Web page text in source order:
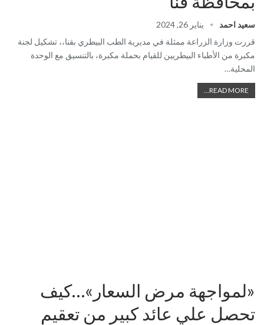
سعيد احمد
يناير 26, 2024
قررت وزارة الزراعة ممثلة في مديرية الطب البيطري بقنا،، تشكيل لجنة
مكبرة من الأطباء البيطريين للقيام بحملة مكبرة، بالتنسيق مع الوحدة
المحلية…
READ MORE...
«لمواجهة مرض السعار»…كيف
تحصل علي عائد كبير من تعقيم